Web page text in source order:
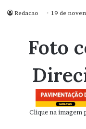
Redacao 19 de
Foto
Clique na imagem